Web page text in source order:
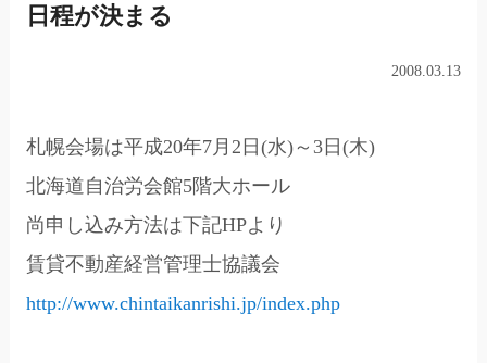
日程が決まる
2008.03.13
札幌会場は平成20年7月2日(水)～3日(木)
北海道自治労会館5階大ホール
尚申し込み方法は下記HPより
賃貸不動産経営管理士協議会
http://www.chintaikanrishi.jp/index.php